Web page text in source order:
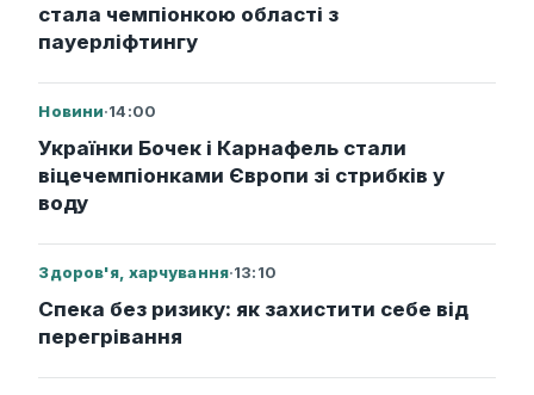
стала чемпіонкою області з
пауерліфтингу
Новини·14:00
Українки Бочек і Карнафель стали
віцечемпіонками Європи зі стрибків у
воду
Здоров'я, харчування·13:10
Спека без ризику: як захистити себе від
перегрівання